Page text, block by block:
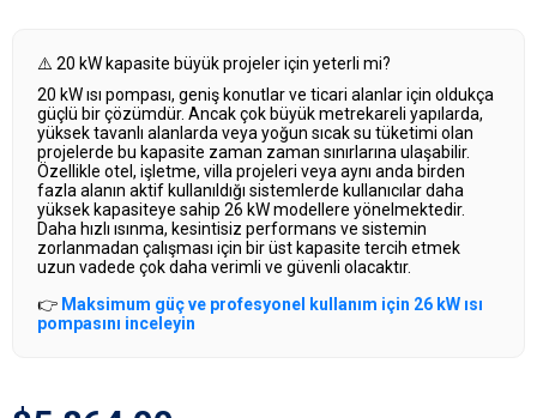
⚠️ 20 kW kapasite büyük projeler için yeterli mi?
20 kW ısı pompası, geniş konutlar ve ticari alanlar için oldukça
güçlü bir çözümdür. Ancak çok büyük metrekareli yapılarda,
yüksek tavanlı alanlarda veya yoğun sıcak su tüketimi olan
projelerde bu kapasite zaman zaman sınırlarına ulaşabilir.
Özellikle otel, işletme, villa projeleri veya aynı anda birden
fazla alanın aktif kullanıldığı sistemlerde kullanıcılar daha
yüksek kapasiteye sahip 26 kW modellere yönelmektedir.
Daha hızlı ısınma, kesintisiz performans ve sistemin
zorlanmadan çalışması için bir üst kapasite tercih etmek
uzun vadede çok daha verimli ve güvenli olacaktır.
👉 Maksimum güç ve profesyonel kullanım için 26 kW ısı
pompasını inceleyin